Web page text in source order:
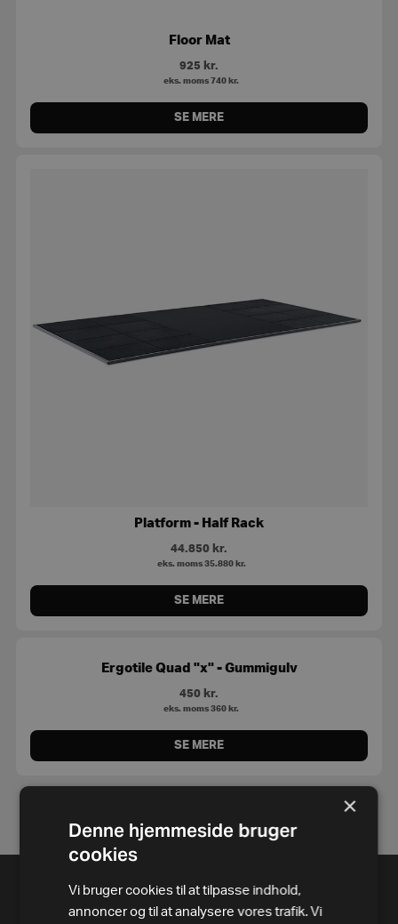
Floor Mat
925 kr.
eks. moms 740 kr.
SE MERE
Platform - Half Rack
44.850 kr.
eks. moms 35.880 kr.
SE MERE
Ergotile Quad "x" - Gummigulv
450 kr.
eks. moms 360 kr.
SE MERE
×
Denne hjemmeside bruger
cookies
Vi bruger cookies til at tilpasse indhold,
annoncer og til at analysere vores trafik. Vi